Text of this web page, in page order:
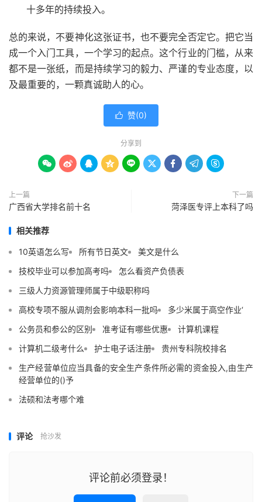
十多年的持续投入。
总的来说，不要神化这张证书，也不要完全否定它。把它当
成一个入门工具，一个学习的起点。这个行业的门槛，从来
都不是一张纸，而是持续学习的毅力、严谨的专业态度，以
及最重要的，一颗真诚助人的心。
 赞(0)
分享到
        
上一篇
广西省大学排名前十名
下一篇
菏泽医专评上本科了吗
相关推荐
10英语怎么写 所有节日英文
美文是什么
技校毕业可以参加高考吗
怎么看资产负债表
三级人力资源管理师属于中级职称吗
高校专项不服从调剂会影响本科一批吗
多少米属于高空作业‘
公务员和参公的区别
准考证有哪些优惠
计算机课程
计算机二级考什么
护士电子话注册
贵州专科院校排名
生产经营单位应当具备的安全生产条件所必需的资金投入,由生产
经营单位的()予
法硕和法考哪个难
评论 抢沙发
评论前必须登录！